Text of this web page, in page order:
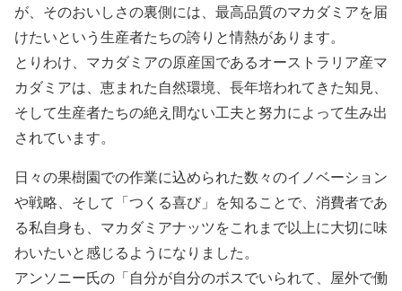
が、そのおいしさの裏側には、最高品質のマカダミアを届
けたいという生産者たちの誇りと情熱があります。
とりわけ、マカダミアの原産国であるオーストラリア産マ
カダミアは、恵まれた自然環境、長年培われてきた知見、
そして生産者たちの絶え間ない工夫と努力によって生み出
されています。
日々の果樹園での作業に込められた数々のイノベーション
や戦略、そして「つくる喜び」を知ることで、消費者であ
る私自身も、マカダミアナッツをこれまで以上に大切に味
わいたいと感じるようになりました。
アンソニー氏の「自分が自分のボスでいられて、屋外で働